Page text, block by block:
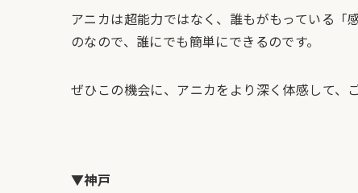
アニカは超能力ではなく、誰もがもっている「
のなので、誰にでも簡単にできるのです。
ぜひこの機会に、アニカをより深く体感して、
▼神戸